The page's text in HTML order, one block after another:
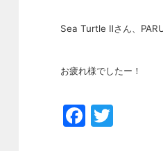
Sea Turtle Ⅱさん、
お疲れ様でしたー！